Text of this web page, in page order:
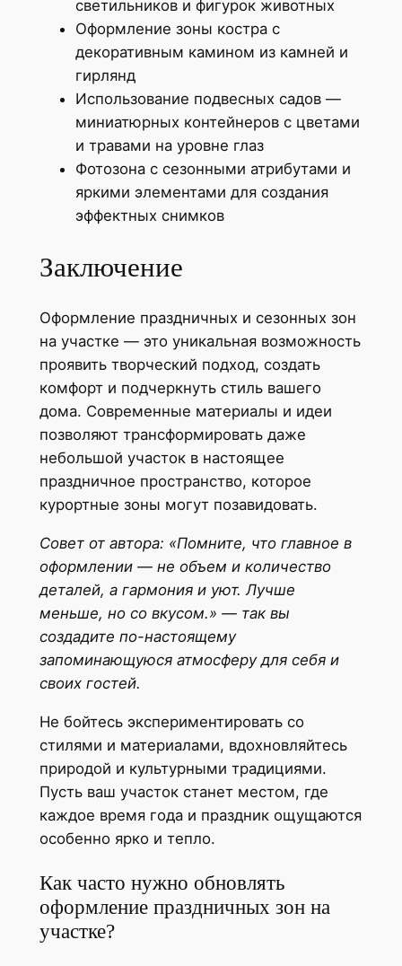
светильников и фигурок животных
Оформление зоны костра с
декоративным камином из камней и
гирлянд
Использование подвесных садов —
миниатюрных контейнеров с цветами
и травами на уровне глаз
Фотозона с сезонными атрибутами и
яркими элементами для создания
эффектных снимков
Заключение
Оформление праздничных и сезонных зон
на участке — это уникальная возможность
проявить творческий подход, создать
комфорт и подчеркнуть стиль вашего
дома. Современные материалы и идеи
позволяют трансформировать даже
небольшой участок в настоящее
праздничное пространство, которое
курортные зоны могут позавидовать.
Совет от автора: «Помните, что главное в
оформлении — не объем и количество
деталей, а гармония и уют. Лучше
меньше, но со вкусом.» — так вы
создадите по-настоящему
запоминающуюся атмосферу для себя и
своих гостей.
Не бойтесь экспериментировать со
стилями и материалами, вдохновляйтесь
природой и культурными традициями.
Пусть ваш участок станет местом, где
каждое время года и праздник ощущаются
особенно ярко и тепло.
Как часто нужно обновлять
оформление праздничных зон на
участке?